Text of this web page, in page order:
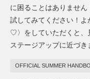
に困ることはありませ
試してみてください！よ
♡〉をしていただくと、
ステージアップに近づき
OFFICIAL SUMMER